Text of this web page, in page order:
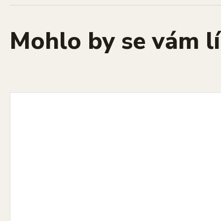
Mohlo by se vám